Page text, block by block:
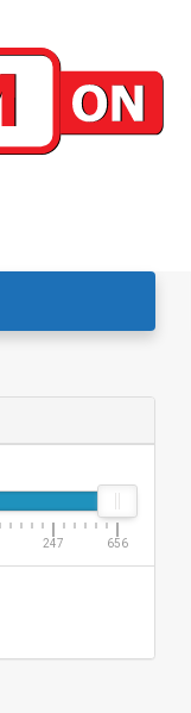
247 656